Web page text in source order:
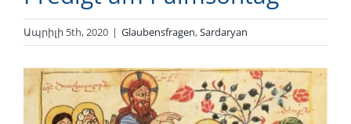
Ապրիլի 5th, 2020 | Glaubensfragen,Sardaryan